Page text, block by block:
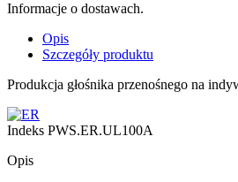
Informacje o dostawach.
Opis
Szczegóły produktu
Produkcja głośnika przenośnego na
Indeks PWS.ER.UL100A
Opis